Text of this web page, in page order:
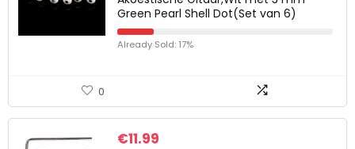
Green Pearl Shell Dot(Set van 6)
Already Sold: 17%
0
€11.99